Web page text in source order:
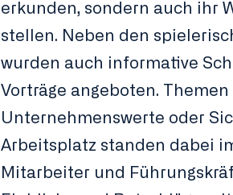
erkunden, sondern auch ihr
stellen. Neben den
wurden auch informative
Vorträge angeboten. Themen
Unternehmenswerte oder
Arbeitsplatz standen dabei
Mitarbeiter und